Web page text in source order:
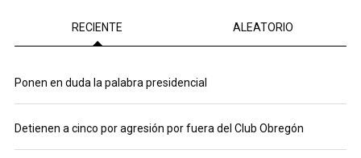
RECIENTE ALEATORIO
Ponen en duda la palabra presidencial
Detienen a cinco por agresión por fuera del Club Obregón